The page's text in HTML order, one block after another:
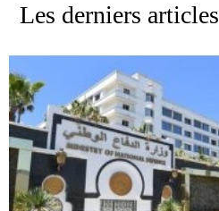
Les derniers articles